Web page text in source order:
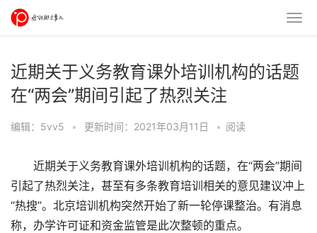
近期关于义务教育课外培训机构的话题
在“两会”期间引起了热烈关注
编辑：5vv5 • 更新时间：2021年03月11日 • 阅读
近期关于义务教育课外培训机构的话题，在“两会”期间
引起了热烈关注，甚至有多条教育培训相关的意见建议冲上
“热搜”。北京培训机构突然开始了新一轮停课整治。有消息
称，办学许可证和资金监管是此次整顿的重点。